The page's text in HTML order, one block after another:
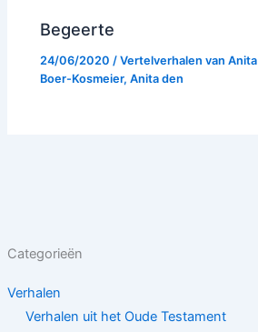
Categorieën
Verhalen
Verhalen uit het Oude Testament
Begeerte
24/06/2020 /Vertelverhalen van Anita
Boer-Kosmeier, Anita den